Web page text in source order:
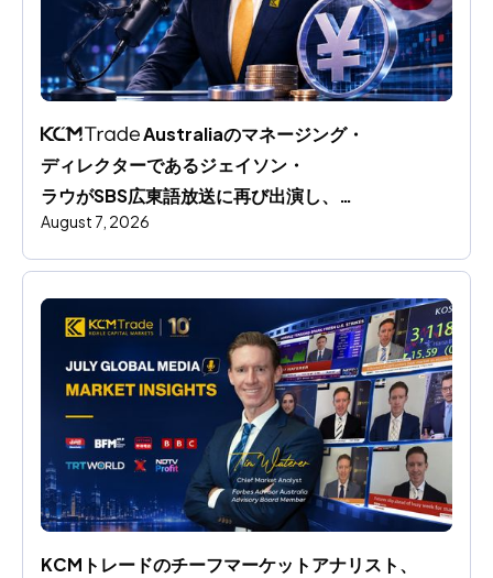
Australiaのマネージング・
ディレクターであるジェイソン・
ラウがSBS広東語放送に再び出演し、
円相場の動向と世界市場への影響を分析
August 7, 2026
KCMトレードのチーフマーケットアナリスト、